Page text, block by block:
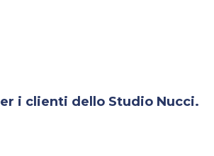
i clienti dello Studio Nucci.